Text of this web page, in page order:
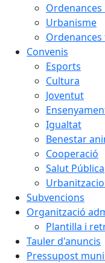
Urbanisme
Ordenances
Convenis
Esports
Cultura
Joventut
Igualtat
Benestar
Cooperació
Salut Pública
Subvencions
Organització
Plantilla i
Tauler d'anuncis
Pressupost